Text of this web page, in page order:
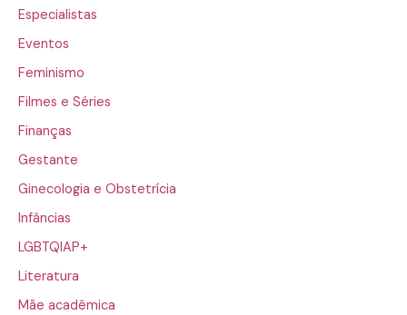
Especialistas
Eventos
Feminismo
Filmes e Séries
Finanças
Gestante
Ginecologia e Obstetrícia
Infâncias
LGBTQIAP+
Literatura
Mãe acadêmica